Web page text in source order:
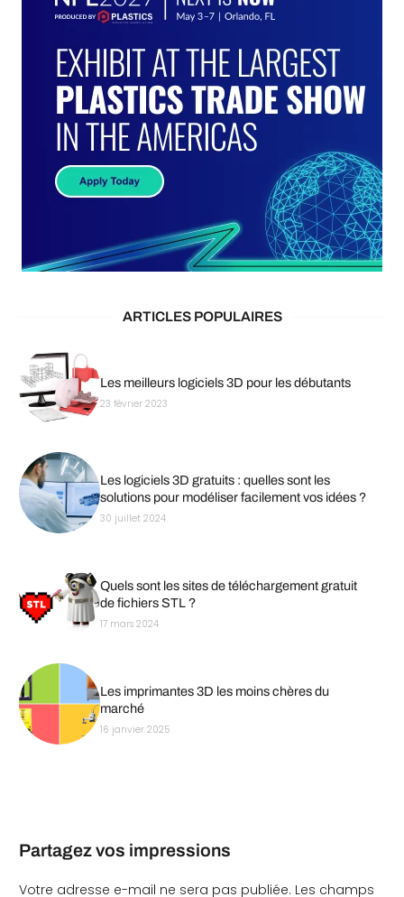
ARTICLES POPULAIRES
Les meilleurs logiciels 3D pour les débutants
23 février 2023
Les logiciels 3D gratuits : quelles sont les
solutions pour modéliser facilement vos idées ?
30 juillet 2024
Quels sont les sites de téléchargement gratuit
de fichiers STL ?
17 mars 2024
Les imprimantes 3D les moins chères du
marché
16 janvier 2025
Partagez vos impressions
Votre adresse e-mail ne sera pas publiée. Les champs